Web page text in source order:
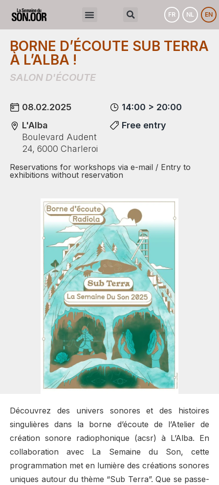
FR NL EN
BORNE D’ÉCOUTE SUB TERRA
À L’ALBA !
SALON D'ÉCOUTE
08.02.2025
L'Alba
Boulevard Audent
24, 6000 Charleroi
14:00 > 20:00
Free entry
Reservations for workshops via e-mail / Entry to
exhibitions without reservation
Découvrez des univers sonores et des histoires
singulières dans la borne d’écoute de l’Atelier de
création sonore radiophonique (acsr) à L’Alba. En
collaboration avec La Semaine du Son, cette
programmation met en lumière des créations sonores
uniques autour du thème “Sub Terra”. Que se passe-